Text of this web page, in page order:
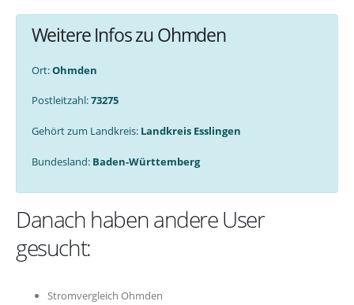
Weitere Infos zu Ohmden
Ort:Ohmden
Postleitzahl:73275
Gehört zum Landkreis: Landkreis Esslingen
Bundesland: Baden-Württemberg
Danach haben andere User
gesucht:
Stromvergleich Ohmden